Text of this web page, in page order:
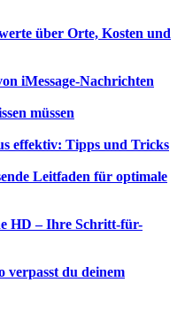
über Orte, Kosten und
iMessage-Nachrichten
müssen
effektiv: Tipps und Tricks
Leitfaden für optimale
HD – Ihre Schritt-für-
verpasst du deinem